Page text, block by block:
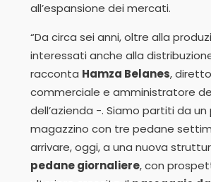
all’espansione dei mercati.
“Da circa sei anni, oltre alla
interessati anche alla
racconta Hamza Belanes,
commerciale e amministratore
dell’azienda -. Siamo partiti da un
magazzino con tre pedane
arrivare, oggi, a una nuova
pedane giornaliere, con